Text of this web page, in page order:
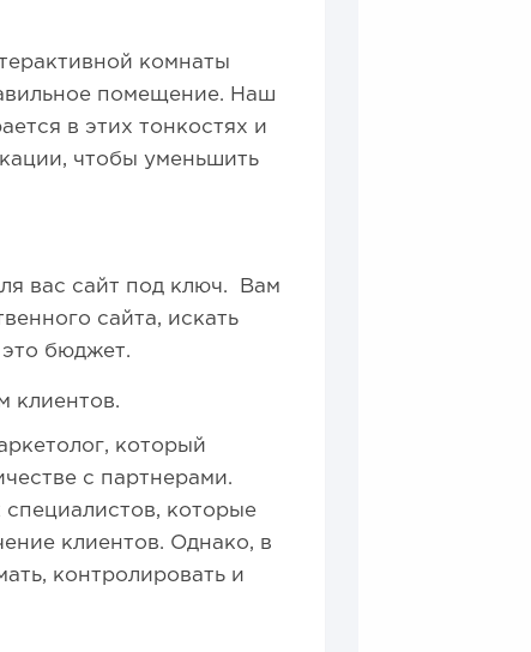
комнаты
помещение. Наш
в этих тонкостях и
чтобы уменьшить
вас сайт под ключ. Вам
сайта, искать
бюджет.
клиентов.
который
с партнерами.
которые
клиентов. Однако, в
контролировать и